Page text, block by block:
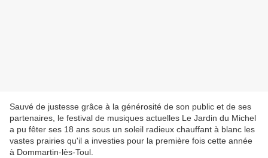
Sauvé de justesse grâce à la générosité de son public et de ses
partenaires, le festival de musiques actuelles Le Jardin du Michel
a pu fêter ses 18 ans sous un soleil radieux chauffant à blanc les
vastes prairies qu'il a investies pour la première fois cette année
à Dommartin-lès-Toul.